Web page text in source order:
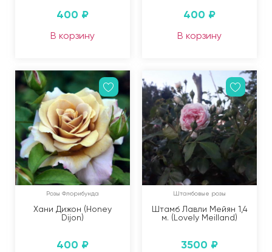
400 ₽
В корзину
400 ₽
В корзину
Розы Флорибунда
Хани Дижон (Honey
Dijon)
400 ₽
Штамбовые розы
Штамб Лавли Мейян 1,4
м. (Lovely Meilland)
3500 ₽